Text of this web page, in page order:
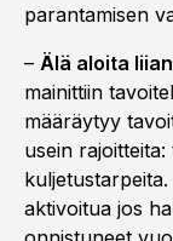
parantamisen
– Älä aloita
mainittiin
määräytyy
usein
aktivoitua jos